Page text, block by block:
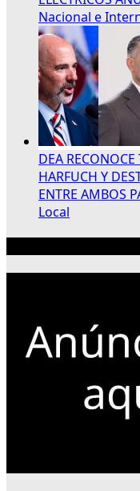
Nacional e
DEA
HARFUCH Y
ENTRE AMBOS
Local